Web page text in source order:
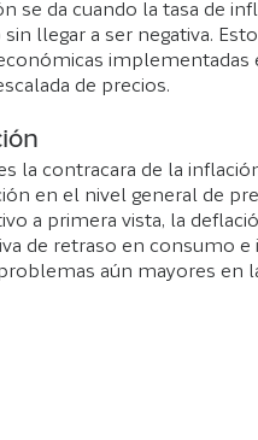
se da cuando la tasa de
llegar a ser negativa.
implementadas
de precios.
la contracara de la
en el nivel general de
a primera vista, la
de retraso en consumo
aún mayores en